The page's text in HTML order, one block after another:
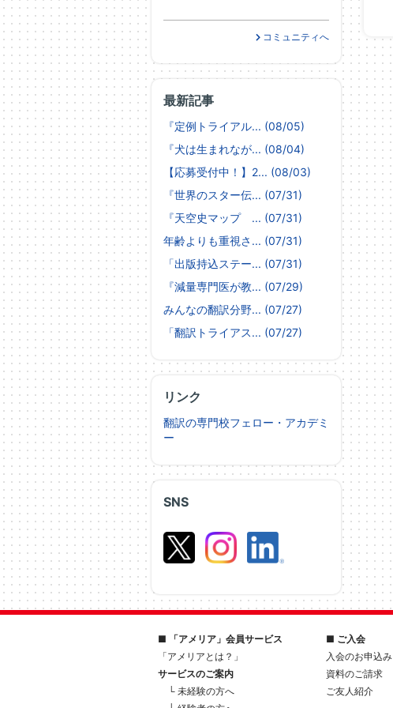
SNS
最新記事
『定例トライアル... (08/05)
『犬は生まれなが... (08/04)
【応募受付中！】2... (08/03)
『世界のスター伝... (07/31)
『天空史マップ ... (07/31)
年齢よりも重視さ... (07/31)
「出版持込ステー... (07/31)
『減量専門医が教... (07/29)
みんなの翻訳分野... (07/27)
「翻訳トライアス... (07/27)
リンク
翻訳の専門校フェロー・アカデミ
ー
コミュニティへ
■ 「アメリア」会員サービス
「アメリアとは？」
サービスのご案内
└ 未経験の方へ
■ ご入会
入会のお申込み
資料のご請求
ご友人紹介